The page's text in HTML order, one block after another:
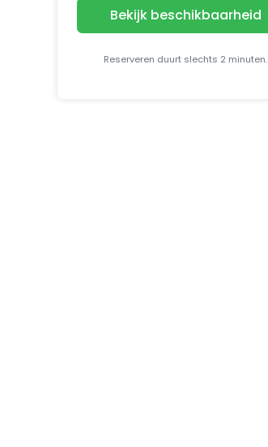
Bekijk beschikbaarheid
Reserveren duurt slechts 2 minuten.